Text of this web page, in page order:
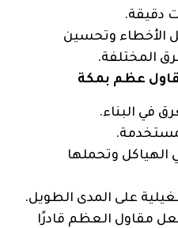
دقيقة.
الأخطاء وتحسين
المختلفة.
عظم بمكة
في البناء.
الهياكل وتحملها
على المدى الطويل.
مقاول العظم قادرًا